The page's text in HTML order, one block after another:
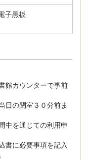
子黒板
館カウンターで事前
日の閉室３０分前ま
中を通じての利用申
書に必要事項を記入